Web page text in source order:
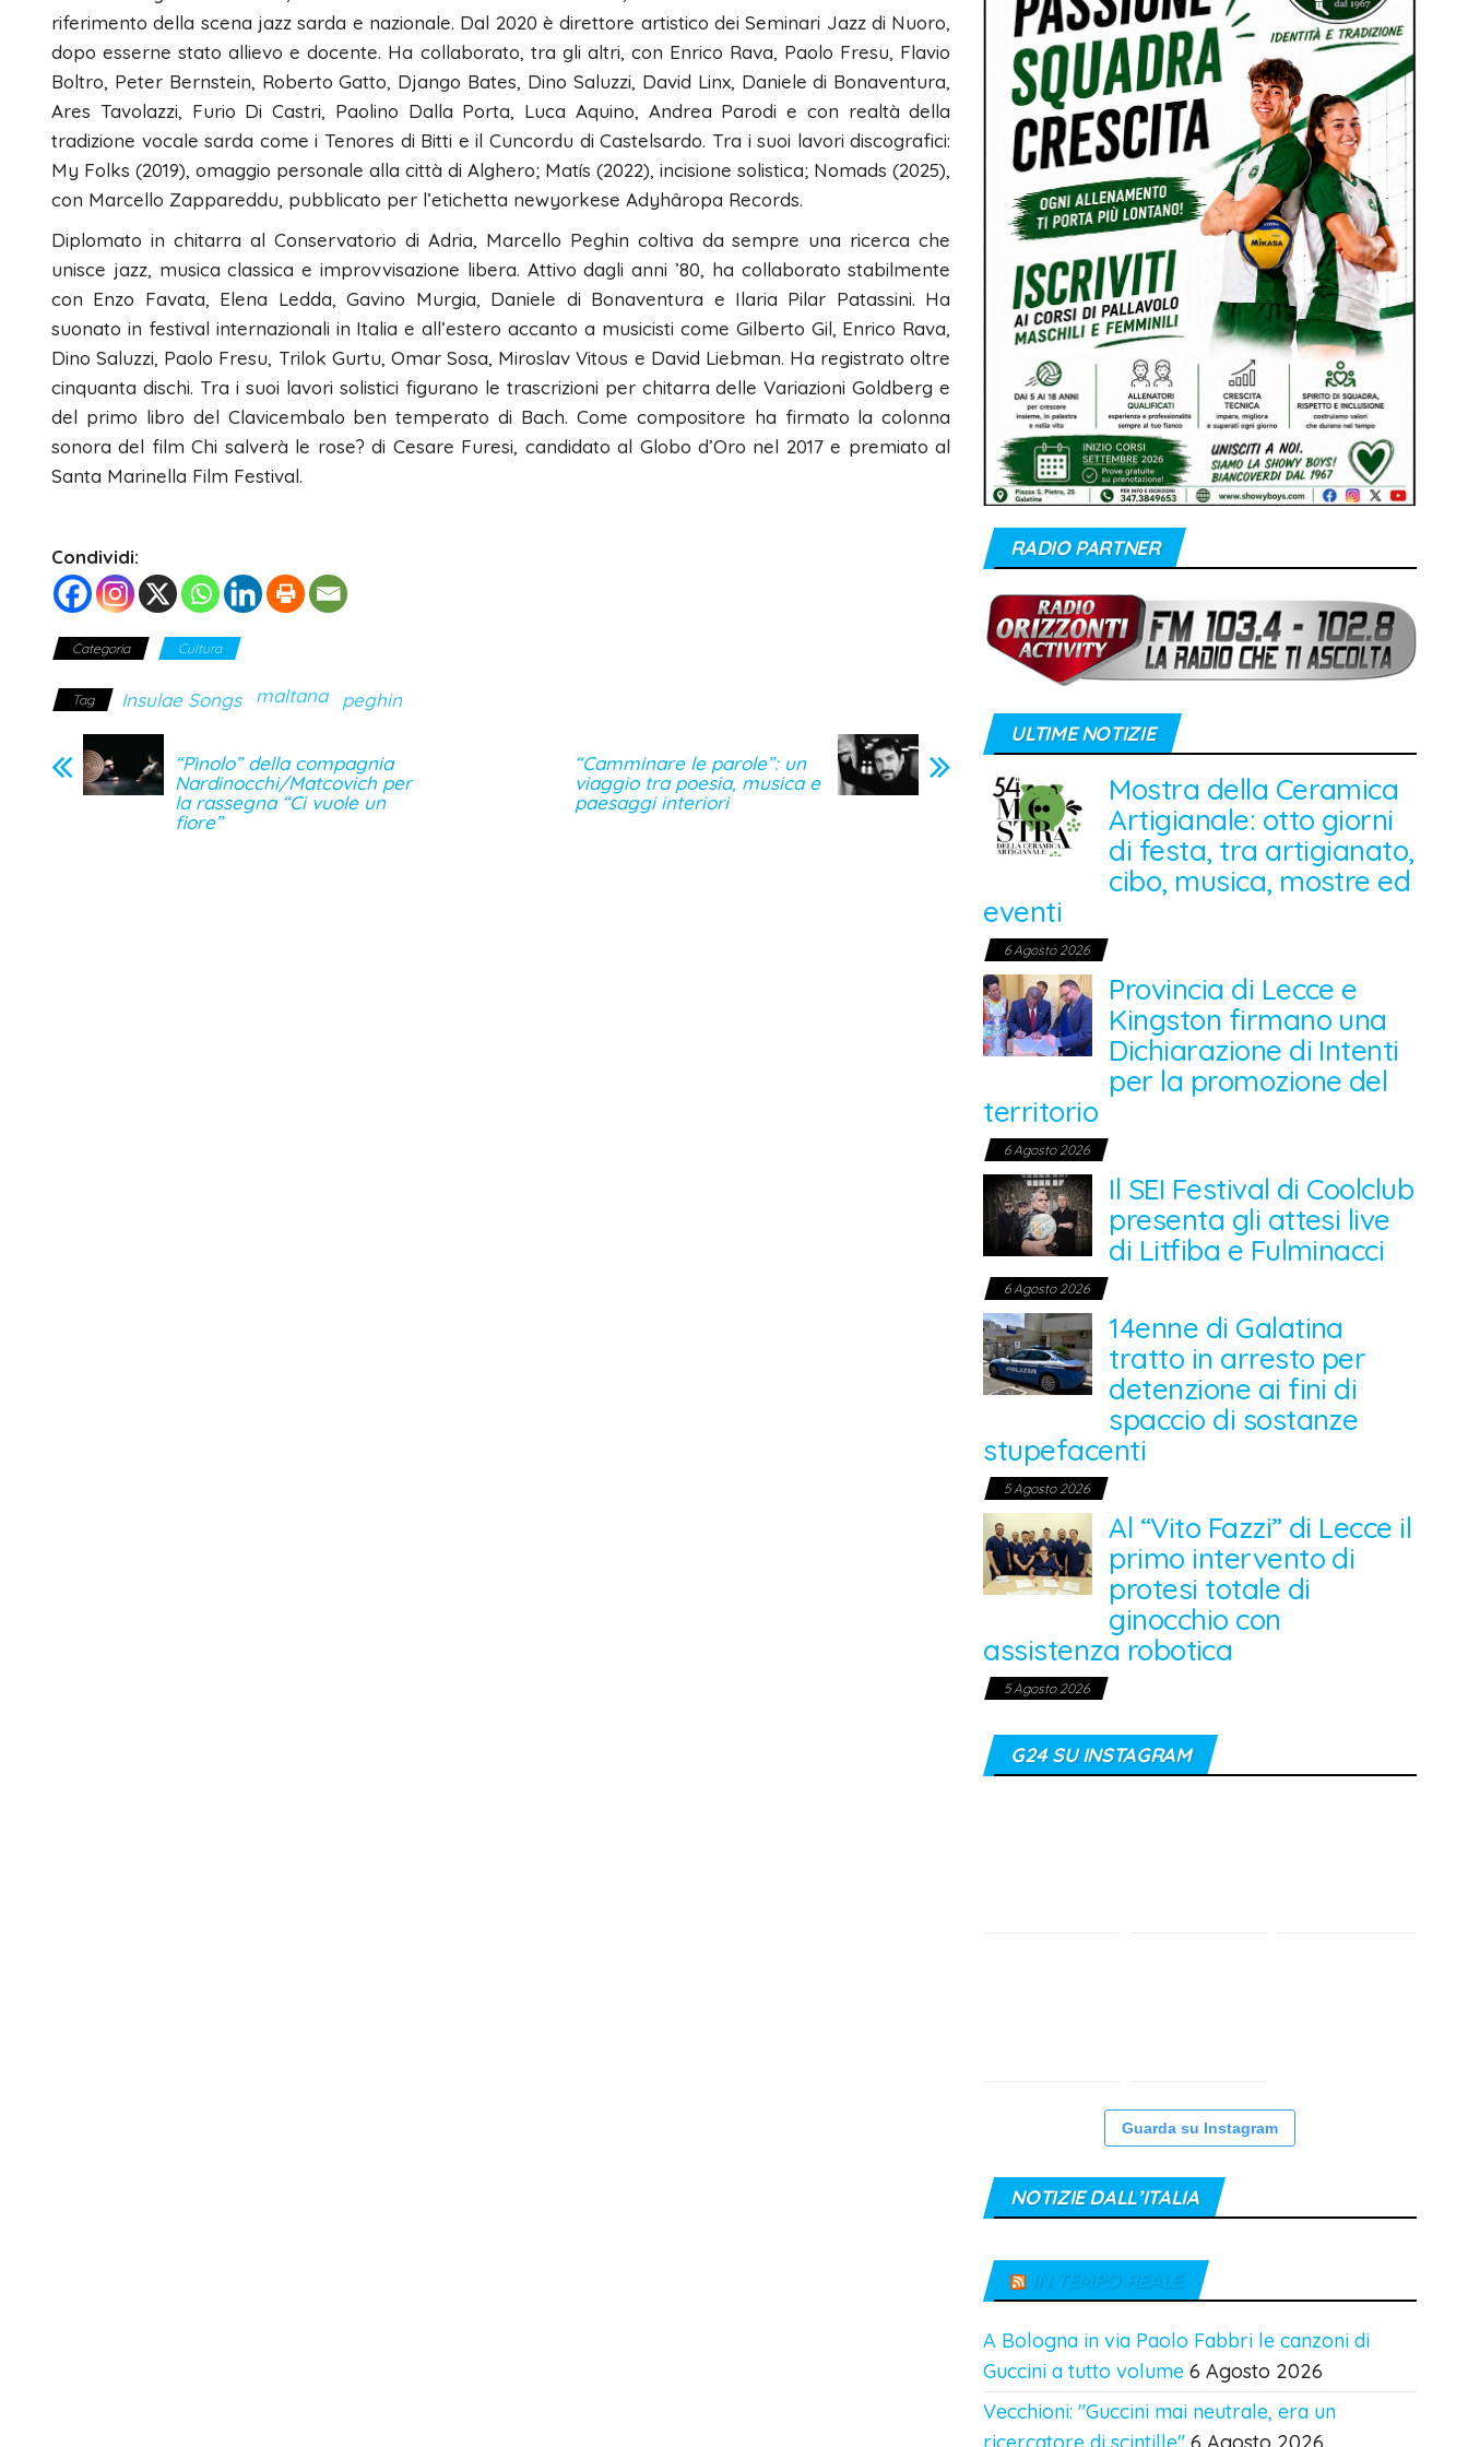
riferimento della scena jazz sarda e nazionale. Dal 2020 è direttore artistico dei Seminari Jazz di Nuoro,
dopo esserne stato allievo e docente. Ha collaborato, tra gli altri, con Enrico Rava, Paolo Fresu, Flavio
Boltro, Peter Bernstein, Roberto Gatto, Django Bates, Dino Saluzzi, David Linx, Daniele di Bonaventura,
Ares Tavolazzi, Furio Di Castri, Paolino Dalla Porta, Luca Aquino, Andrea Parodi e con realtà della
tradizione vocale sarda come i Tenores di Bitti e il Cuncordu di Castelsardo. Tra i suoi lavori discografici:
My Folks (2019), omaggio personale alla città di Alghero; Matís (2022), incisione solistica; Nomads (2025),
con Marcello Zappareddu, pubblicato per l’etichetta newyorkese Adyhâropa Records.
Diplomato in chitarra al Conservatorio di Adria, Marcello Peghin coltiva da sempre una ricerca che
unisce jazz, musica classica e improvvisazione libera. Attivo dagli anni ’80, ha collaborato stabilmente
con Enzo Favata, Elena Ledda, Gavino Murgia, Daniele di Bonaventura e Ilaria Pilar Patassini. Ha
suonato in festival internazionali in Italia e all’estero accanto a musicisti come Gilberto Gil, Enrico Rava,
Dino Saluzzi, Paolo Fresu, Trilok Gurtu, Omar Sosa, Miroslav Vitous e David Liebman. Ha registrato oltre
cinquanta dischi. Tra i suoi lavori solistici figurano le trascrizioni per chitarra delle Variazioni Goldberg e
del primo libro del Clavicembalo ben temperato di Bach. Come compositore ha firmato la colonna
sonora del film Chi salverà le rose? di Cesare Furesi, candidato al Globo d’Oro nel 2017 e premiato al
Santa Marinella Film Festival.
Condividi:
Categoria Cultura
Tag Insulae Songs maltana peghin
“Pìnolo” della compagnia
Nardinocchi/Matcovich per
la rassegna “Ci vuole un
fiore”
“Camminare le parole”: un
viaggio tra poesia, musica e
paesaggi interiori
RADIO PARTNER
ULTIME NOTIZIE
Mostra della Ceramica
Artigianale: otto giorni
di festa, tra artigianato,
cibo, musica, mostre ed
eventi
6 Agosto 2026
Provincia di Lecce e
Kingston firmano una
Dichiarazione di Intenti
per la promozione del
territorio
6 Agosto 2026
Il SEI Festival di Coolclub
presenta gli attesi live
di Litfiba e Fulminacci
6 Agosto 2026
14enne di Galatina
tratto in arresto per
detenzione ai fini di
spaccio di sostanze
stupefacenti
5 Agosto 2026
Al “Vito Fazzi” di Lecce il
primo intervento di
protesi totale di
ginocchio con
assistenza robotica
5 Agosto 2026
G24 SU INSTAGRAM
Guarda su Instagram
NOTIZIE DALL’ITALIA
IN TEMPO REALE
A Bologna in via Paolo Fabbri le canzoni di
Guccini a tutto volume 6 Agosto 2026
Vecchioni: "Guccini mai neutrale, era un